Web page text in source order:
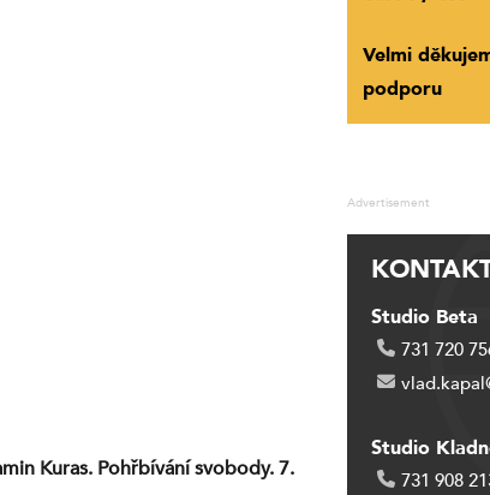
Kuras. Pohřbívání svobody. 7.
Velmi
podporu
Advertisement
Studio Beta
731 720
Studio
731 908